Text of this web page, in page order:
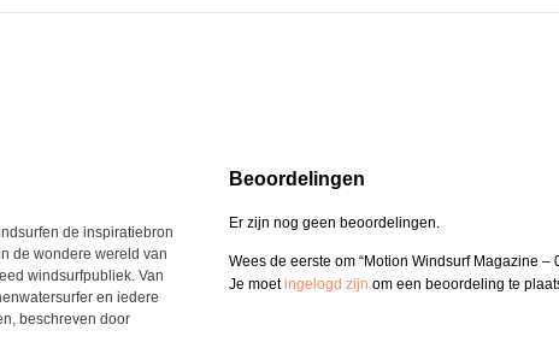
de inspiratiebron
de wondere wereld van
windsurfpubliek. Van
en iedere
beschreven door
Beoordelingen
Er zijn nog geen beoordelingen.
Wees de eerste om “Motion Windsurf Magazine –
Je moetingelogd zijn om een beoordeling te